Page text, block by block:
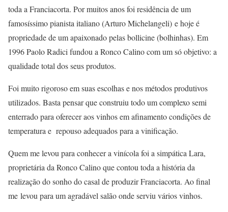
toda a Franciacorta. Por muitos anos foi residência de um
famosíssimo pianista italiano (Arturo Michelangeli) e hoje é
propriedade de um apaixonado pelas bollicine (bolhinhas). Em
1996 Paolo Radici fundou a Ronco Calino com um só objetivo: a
qualidade total dos seus produtos.
Foi muito rigoroso em suas escolhas e nos métodos produtivos
utilizados. Basta pensar que construiu todo um complexo semi
enterrado para oferecer aos vinhos em afinamento condições de
temperatura e repouso adequados para a vinificação.
Quem me levou para conhecer a vinícola foi a simpática Lara,
proprietária da Ronco Calino que contou toda a história da
realização do sonho do casal de produzir Franciacorta. Ao final
me levou para um agradável salão onde serviu vários vinhos.